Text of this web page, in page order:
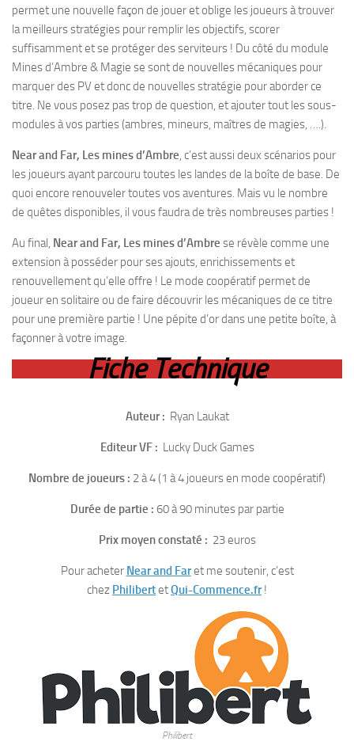
permet une nouvelle façon de jouer et oblige les joueurs à trouver
la meilleurs stratégies pour remplir les objectifs, scorer
suffisamment et se protéger des serviteurs ! Du côté du module
Mines d’Ambre & Magie se sont de nouvelles mécaniques pour
marquer des PV et donc de nouvelles stratégie pour aborder ce
titre. Ne vous posez pas trop de question, et ajouter tout les sous-
modules à vos parties (ambres, mineurs, maîtres de magies, ….).
Near and Far, Les mines d’Ambre, c’est aussi deux scénarios pour
les joueurs ayant parcouru toutes les landes de la boîte de base. De
quoi encore renouveler toutes vos aventures. Mais vu le nombre
de quêtes disponibles, il vous faudra de très nombreuses parties !
Au final, Near and Far, Les mines d’Ambre se révèle comme une
extension à posséder pour ses ajouts, enrichissements et
renouvellement qu’elle offre ! Le mode coopératif permet de
joueur en solitaire ou de faire découvrir les mécaniques de ce titre
pour une première partie ! Une pépite d’or dans une petite boîte, à
façonner à votre image.
Fiche Technique
Auteur : Ryan Laukat
Editeur VF : Lucky Duck Games
Nombre de joueurs : 2 à 4 (1 à 4 joueurs en mode coopératif)
Durée de partie : 60 à 90 minutes par partie
Prix moyen constaté : 23 euros
Pour acheter Near and Faret me soutenir, c’est
chez PhilibertetQui-Commence.fr!
Philibert